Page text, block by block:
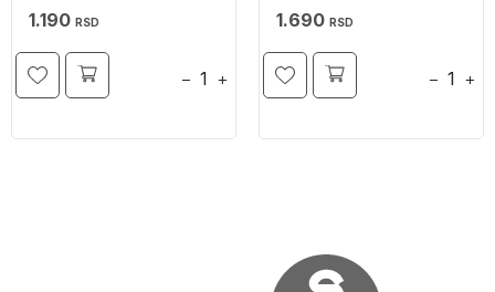
1.190 RSD
− +
1.690 RSD
− +